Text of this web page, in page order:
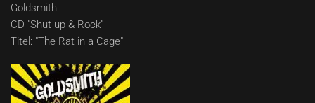
Goldsmith
CD "Shut up & Rock"
Titel: "The Rat in a Cage"